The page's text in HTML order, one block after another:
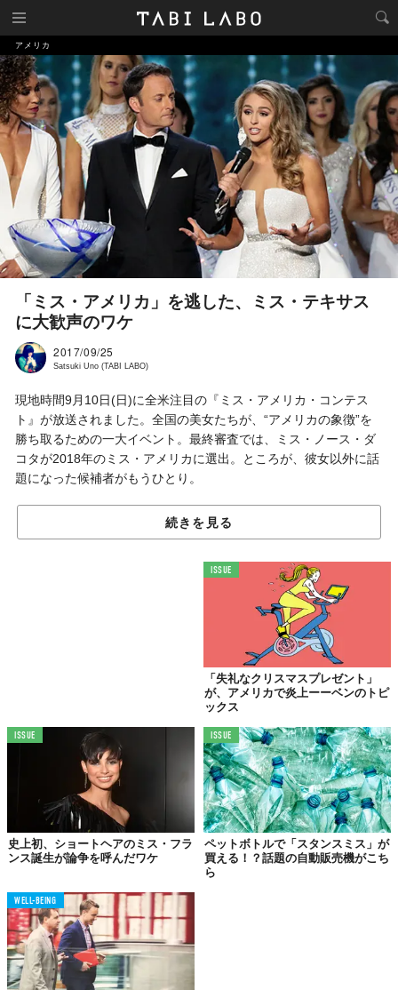
アメリカ
「ミス・アメリカ」を逃した、ミス・テキサス
に大歓声のワケ
2017/09/25
Satsuki Uno (TABI LABO)
現地時間9月10日(日)に全米注目の『ミス・アメリカ・コンテス
ト』が放送されました。全国の美女たちが、“アメリカの象徴”を
勝ち取るための一大イベント。最終審査では、ミス・ノース・ダ
コタが2018年のミス・アメリカに選出。ところが、彼女以外に話
題になった候補者がもうひとり。
まるで、これが聞きたかったんだ、と言わんばかりの歓声と賞賛
Photo by
それは本選インタビュー審査
んからミス・テキサスへ、時事問題を出題しました。
続きを見る
ISSUE
「失礼なクリスマスプレゼント」
が、アメリカで炎上ーーベンのトピ
ックス
ISSUE
史上初、ショートヘアのミス・フラ
ンス誕生が論争を呼んだワケ
ISSUE
ペットボトルで「スタンスミス」が
買える！？話題の自動販売機がこち
ら
WELL-BEING